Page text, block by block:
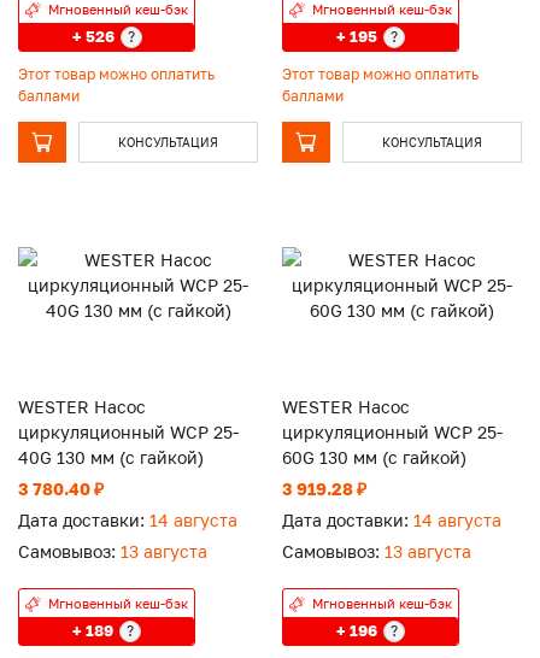
Мгновенный кеш-бэк
+ 526 ?
Этот товар можно оплатить
баллами
КОНСУЛЬТАЦИЯ
Мгновенный кеш-бэк
+ 195 ?
Этот товар можно оплатить
баллами
КОНСУЛЬТАЦИЯ
WESTER Насос
циркуляционный WCP 25-
40G 130 мм (с гайкой)
3 780.40 ₽
Дата доставки: 14 августа
Самовывоз: 13 августа
Мгновенный кеш-бэк
+ 189 ?
WESTER Насос
циркуляционный WCP 25-
60G 130 мм (с гайкой)
3 919.28 ₽
Дата доставки: 14 августа
Самовывоз: 13 августа
Мгновенный кеш-бэк
+ 196 ?